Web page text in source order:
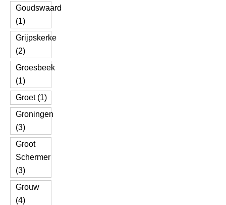
Goudswaard
(1)
Grijpskerke
(2)
Groesbeek
(1)
Groet (1)
Groningen
(3)
Groot
Schermer
(3)
Grouw
(4)